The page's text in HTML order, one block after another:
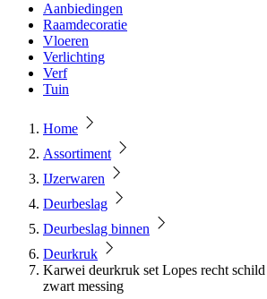
Aanbiedingen
Raamdecoratie
Vloeren
Verlichting
Verf
Tuin
Home
Assortiment
IJzerwaren
Deurbeslag
Deurbeslag binnen
Deurkruk
Karwei deurkruk set Lopes recht
zwart messing